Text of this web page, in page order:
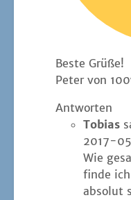
Bes­te Grüße!
Peter von
Antworten
Tobias
2017-
Wie
fin­de
abso­lut